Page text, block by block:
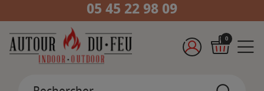
05 45 22 98 09
0